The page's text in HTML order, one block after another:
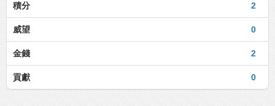
2
積分
0
威望
2
金錢
0
貢獻